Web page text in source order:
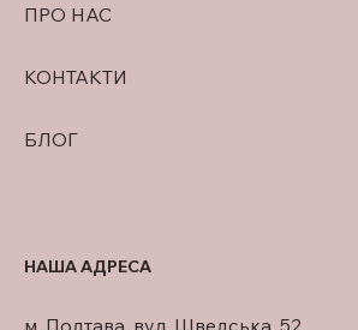
ПРО НАС
КОНТАКТИ
БЛОГ
НАША АДРЕСА